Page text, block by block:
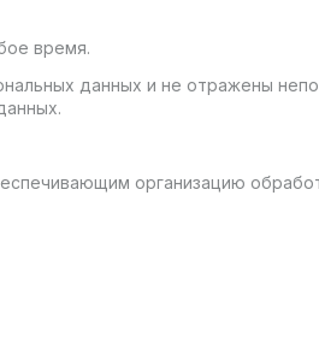
время.
данных и не отражены
организацию